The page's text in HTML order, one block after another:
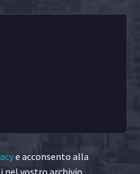
e acconsento alla
nel vostro archivio